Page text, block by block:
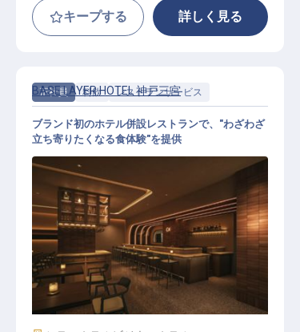
キープする 詳しく見る
正社員 料飲 レストランサービス
レストランサービス│月給28万円～
／2026年11月開業／実質年休112日
BASE LAYER HOTEL 神戸三宮
ブランド初のホテル併設レストランで、"わざわざ
立ち寄りたくなる食体験"を提供